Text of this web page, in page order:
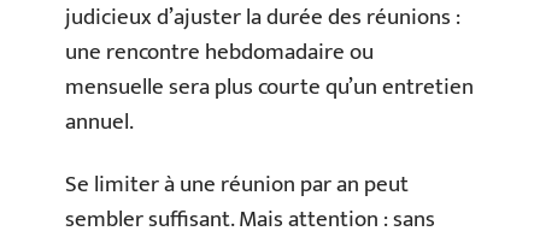
judicieux d’ajuster la durée des réunions :
une rencontre hebdomadaire ou
mensuelle sera plus courte qu’un entretien
annuel.
Se limiter à une réunion par an peut
sembler suffisant. Mais attention : sans